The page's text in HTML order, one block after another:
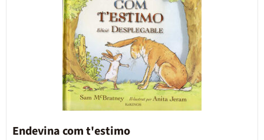
Endevina com t'estimo